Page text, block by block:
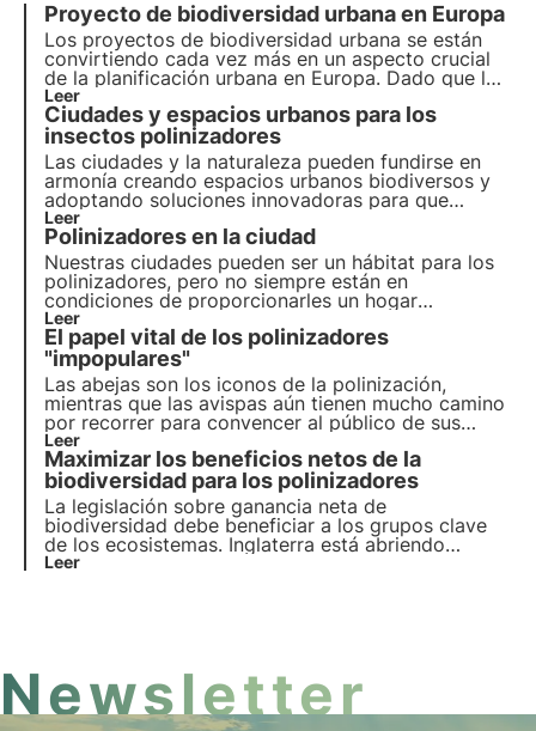
Proyecto de biodiversidad urbana en Europa
Los proyectos de biodiversidad urbana se están
convirtiendo cada vez más en un aspecto crucial
de la planificación urbana en Europa. Dado que las
ciudades son responsables de más del 70% de las
emisiones mundiales de carbono, resulta esencial
incorporar soluciones basadas en la naturaleza
para reducir el impacto de las actividades
humanas en el medio ambiente.
Leer
Ciudades y espacios urbanos para los
insectos polinizadores
Las ciudades y la naturaleza pueden fundirse en
armonía creando espacios urbanos biodiversos y
adoptando soluciones innovadoras para que
abejas y mariposas prosperen en entornos
urbanos. Descubra en este artículo cómo las
ciudades pueden convertirse en refugios vitales
para los polinizadores.
Leer
Polinizadores en la ciudad
Nuestras ciudades pueden ser un hábitat para los
polinizadores, pero no siempre están en
condiciones de proporcionarles un hogar
adecuado. ¿Cómo podemos evaluar su estado de
salud en los ecosistemas urbanos? Y si es así,
¿cómo podemos intervenir para protegerlos?
Leer
El papel vital de los polinizadores
"impopulares"
Las abejas son los iconos de la polinización,
mientras que las avispas aún tienen mucho camino
por recorrer para convencer al público de sus
méritos. Pero estas versátiles criaturas son mucho
más que la amenaza de una picadura. Ya es hora
de cambiar de imagen.
Leer
Maximizar los beneficios netos de la
biodiversidad para los polinizadores
La legislación sobre ganancia neta de
biodiversidad debe beneficiar a los grupos clave
de los ecosistemas. Inglaterra está abriendo
camino con su nuevo marco jurídico, pero ¿es
Leer
Newsletter